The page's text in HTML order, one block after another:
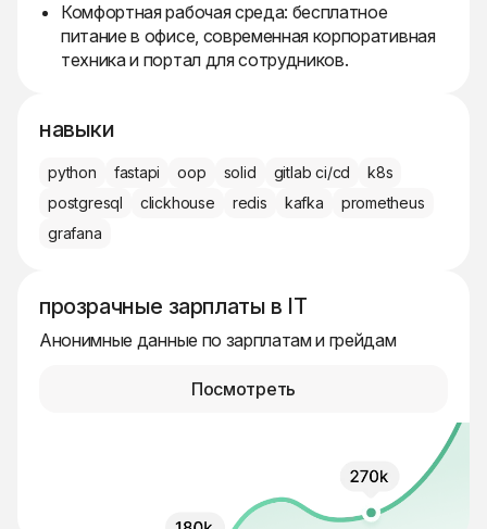
Комфортная рабочая среда: бесплатное
питание в офисе, современная корпоративная
техника и портал для сотрудников.
навыки
python fastapi oop solid gitlab ci/cd
k8s
postgresql
clickhouse redis kafka
prometheus
grafana
прозрачные зарплаты в IT
Анонимные данные по зарплатам и грейдам
Посмотреть